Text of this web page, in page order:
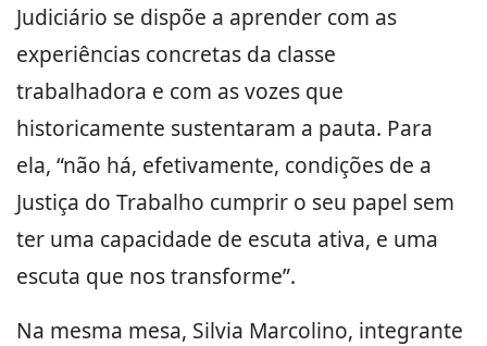
Judiciário se dispõe a aprender com as
experiências concretas da classe
trabalhadora e com as vozes que
historicamente sustentaram a pauta. Para
ela, “não há, efetivamente, condições de a
Justiça do Trabalho cumprir o seu papel sem
ter uma capacidade de escuta ativa, e uma
escuta que nos transforme”.
Na mesma mesa, Silvia Marcolino, integrante